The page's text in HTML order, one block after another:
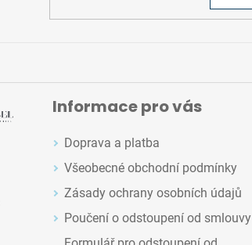
Informace pro vás
Doprava a platba
Všeobecné obchodní podmínky
Zásady ochrany osobních údajů
Poučení o odstoupení od smlouvy